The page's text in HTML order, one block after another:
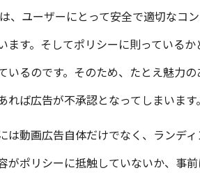
、ユーザーにとって安全で適切なコ
ます。そしてポリシーに則っている
いるのです。そのため、たとえ魅力
れば広告が不承認となってしまいます。
は動画広告自体だけでなく、ランデ
がポリシーに抵触していないか、事